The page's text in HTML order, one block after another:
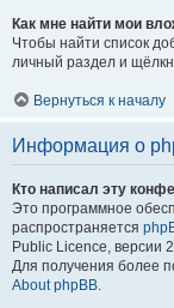
Как мне найти мои
Чтобы найти список
личный раздел и
Вернуться к началу
Информация о
Кто написал эту
Это программное
распространяется
Public Licence, версии
Для получения более
About phpBB.